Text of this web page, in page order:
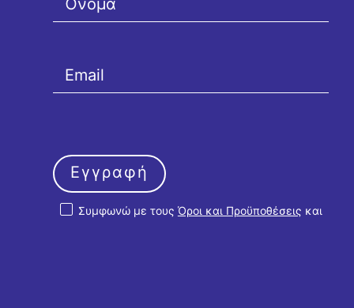
Συμφωνώ με τους Όροι και Προϋποθέσεις και
Εγγραφή